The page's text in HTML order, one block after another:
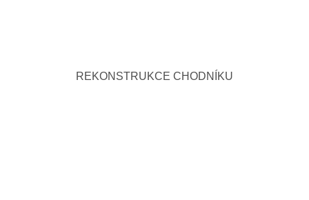
REKONSTRUKCE CHODNÍKU